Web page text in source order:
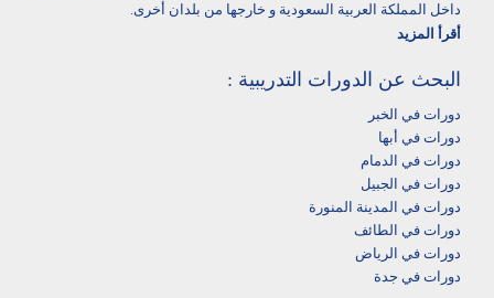
داخل المملكة العربية السعودية و خارجها من بلدان أخرى.
أقرأ المزيد
البحث عن الدورات التدريبية :
دورات في الخبر
دورات في أبها‎
دورات في الدمام‎
دورات في الجبيل
دورات في المدينة المنورة
دورات في الطائف
دورات في الرياض
دورات في جدة